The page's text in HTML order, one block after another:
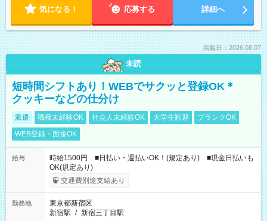
気になる！ 応募する 詳細へ
掲載日：2026.08.07
未読
短時間シフトあり！WEBでサクッと登録OK＊
クッキーなどの仕分け
派遣 職種未経験OK 社会人未経験OK 大学生歓迎
ブランクOK
WEB登録・面接OK
給与
時給1500円 ■日払い・週払いOK！(規定あり) ■現金日払いも
OK(規定あり)
交通費別途支給あり
勤務地
東京都新宿区
新宿駅 / 新宿三丁目駅